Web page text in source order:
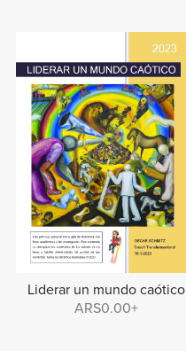
Liderar un mundo caótico
ARS0.00+